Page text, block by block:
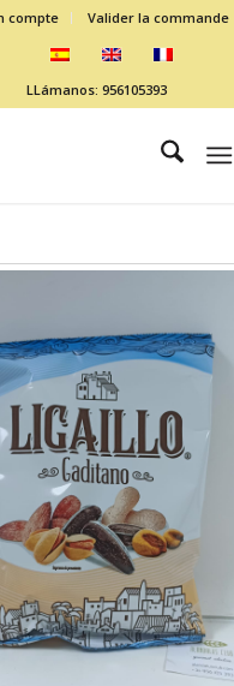
compte Valider la commande
LLámanos: 956105393